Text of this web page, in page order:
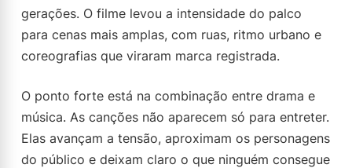
gerações. O filme levou a intensidade do palco
para cenas mais amplas, com ruas, ritmo urbano e
coreografias que viraram marca registrada.
O ponto forte está na combinação entre drama e
música. As canções não aparecem só para entreter.
Elas avançam a tensão, aproximam os personagens
do público e deixam claro o que ninguém consegue